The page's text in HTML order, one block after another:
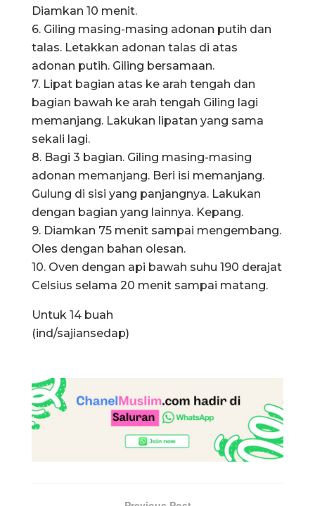
Diamkan 10 menit.
6. Giling masing-masing adonan putih dan
talas. Letakkan adonan talas di atas
adonan putih. Giling bersamaan.
7. Lipat bagian atas ke arah tengah dan
bagian bawah ke arah tengah Giling lagi
memanjang. Lakukan lipatan yang sama
sekali lagi.
8. Bagi 3 bagian. Giling masing-masing
adonan memanjang. Beri isi memanjang.
Gulung di sisi yang panjangnya. Lakukan
dengan bagian yang lainnya. Kepang.
9. Diamkan 75 menit sampai mengembang.
Oles dengan bahan olesan.
10. Oven dengan api bawah suhu 190 derajat
Celsius selama 20 menit sampai matang.
Untuk 14 buah
(ind/sajiansedap)